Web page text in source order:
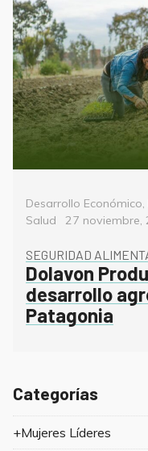
Categorías
Desarrollo Económico,
Salud
Posted
27 noviembre,
SEGURIDAD
Dolavon
desarrollo
Patagonia
Categorías
+Mujeres Líderes